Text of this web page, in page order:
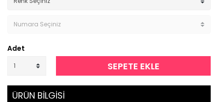
Adet
SEPETE EKLE
ÜRÜN BİLGİSİ